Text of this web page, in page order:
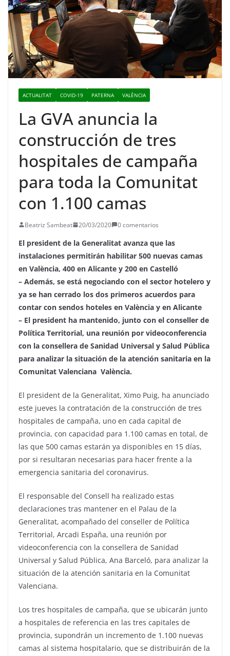
ACTUALITAT COVID-19 PATERNA VALÈNCIA
La GVA anuncia la
construcción de tres
hospitales de campaña
para toda la Comunitat
con 1.100 camas
Beatriz Sambeat 20/03/2020 0 comentarios
El president de la Generalitat avanza que las
instalaciones permitirán habilitar 500 nuevas camas
en València, 400 en Alicante y 200 en Castelló
– Además, se está negociando con el sector hotelero y
ya se han cerrado los dos primeros acuerdos para
contar con sendos hoteles en València y en Alicante
– El president ha mantenido, junto con el conseller de
Política Territorial, una reunión por videoconferencia
con la consellera de Sanidad Universal y Salud Pública
para analizar la situación de la atención sanitaria en la
Comunitat Valenciana València.
El president de la Generalitat, Ximo Puig, ha anunciado
este jueves la contratación de la construcción de tres
hospitales de campaña, uno en cada capital de
provincia, con capacidad para 1.100 camas en total, de
las que 500 camas estarán ya disponibles en 15 días,
por si resultaran necesarias para hacer frente a la
emergencia sanitaria del coronavirus.
El responsable del Consell ha realizado estas
declaraciones tras mantener en el Palau de la
Generalitat, acompañado del conseller de Política
Territorial, Arcadi España, una reunión por
videoconferencia con la consellera de Sanidad
Universal y Salud Pública, Ana Barceló, para analizar la
situación de la atención sanitaria en la Comunitat
Valenciana.
Los tres hospitales de campaña, que se ubicarán junto
a hospitales de referencia en las tres capitales de
provincia, supondrán un incremento de 1.100 nuevas
camas al sistema hospitalario, que se distribuirán de la